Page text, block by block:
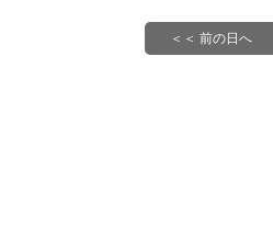
＜＜ 前の日へ